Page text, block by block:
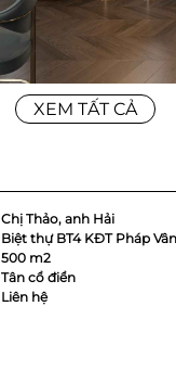
XEM TẤT CẢ
Chị Thảo, anh Hải
Biệt thự BT4 KĐT Pháp
500 m2
Tân cổ điển
Liên hệ